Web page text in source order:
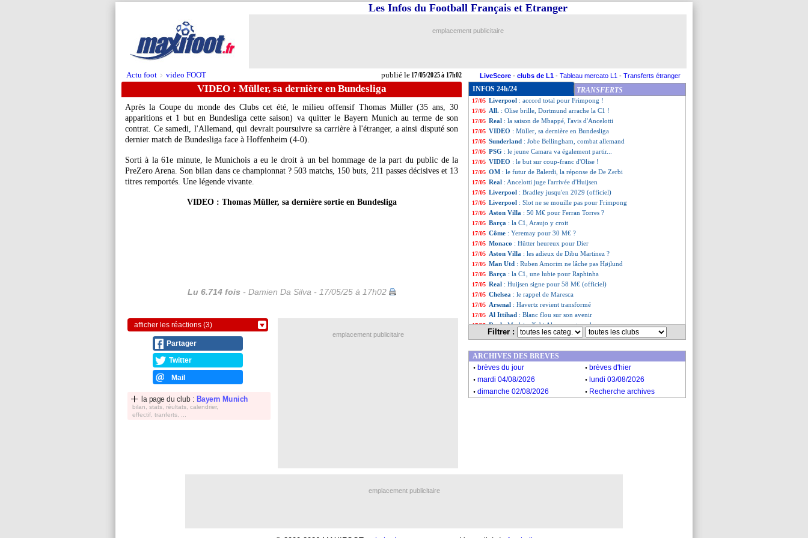
Actu foot > video FOOT publié le17/05/2025 à 17h02
Les Infos du Football Français et Etranger
emplacement publicitaire
LiveScore - clubs de L1 - Tableau mercato L1 - Transferts étranger
VIDEO : Müller, sa dernière en Bundesliga
Après la Coupe du monde des Clubs cet été, le milieu offensif Thomas Müller(35 ans, 30
apparitions et 1 but en Bundesliga cette saison) va quitter le Bayern Munich au terme de son
contrat. Ce samedi, l'Allemand, qui devrait poursuivre sa carrière à l'étranger, a ainsi disputé son
dernier match de Bundesliga face à Hoffenheim (4-0).
Sorti à la 61e minute, le Munichois a eu le droit à un bel hommage de la part du public de la
PreZero Arena. Son bilan dans ce championnat ? 503 matchs, 150 buts, 211 passes décisives et 13
titres remportés. Une légende vivante.
VIDEO : Thomas Müller, sa dernière sortie en Bundesliga
Lu 6.714 fois - Damien Da Silva - 17/05/25 à 17h02
afficher les réactions (3)
Partager
Twitter
Mail
la page du club : Bayern Munich
bilan, stats, réultats, calendrier,
effectif, tranferts, ...
INFOS 24h/24 TRANSFERTS
17/05 L1: Lyon-Angers, les compos
17/05 PSG
17/05 PSG: sacre en C1, le club veut les Champs
17/05 Lyon: les finances, Textor rassure encore
17/05 Liverpool : accord total pour Frimpong !
17/05 All. : Olise brille, Dortmund arrache la C1 !
17/05 Real : la saison de Mbappé, l'avis d'Ancelotti
17/05 VIDEO : Müller, sa dernière en Bundesliga
17/05 Sunderland : Jobe Bellingham, combat allemand
17/05 PSG : le jeune Camara va également partir...
17/05 VIDEO : le but sur coup-franc d'Olise !
17/05 OM : le futur de Balerdi, la réponse de De Zerbi
17/05 Real : Ancelotti juge l'arrivée d'Huijsen
17/05 Liverpool : Bradley jusqu'en 2029 (officiel)
17/05 Liverpool : Slot ne se mouille pas pour Frimpong
17/05 Aston Villa : 50 M€ pour Ferran Torres ?
17/05 Barça : la C1, Araujo y croit
17/05 Côme : Yeremay pour 30 M€ ?
17/05 Monaco : Hütter heureux pour Dier
17/05 Aston Villa : les adieux de Dibu Martinez ?
17/05 Man Utd : Ruben Amorim ne lâche pas Højlund
17/05 Barça : la C1, une lubie pour Raphinha
17/05 Real : Huijsen signe pour 58 M€ (officiel)
17/05 Chelsea : le rappel de Maresca
17/05 Arsenal : Havertz revient transformé
17/05 Al Ittihad : Blanc flou sur son avenir
17/05 Real: Modric, Xabi Alonso va trancher
Lille: David discute avec 5 clubs
17/05 Naples: Natan va rester au Betis
17/05 Liverpool: Salah ne pensait pas rester
Real : Huijsen jouera le Mondial des clubs
... Liste des brèves du ven. 16 mai 2025
Filtrer :
emplacement publicitaire
ARCHIVES DES BREVES
. brèves du jour . brèves d'hier
. mardi 04/08/2026 . lundi 03/08/2026
. dimanche 02/08/2026 . Recherche archives
emplacement publicitaire